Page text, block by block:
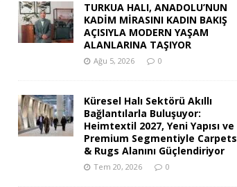
TURKUA HALI, ANADOLU’NUN
KADİM MİRASINI KADIN BAKIŞ
AÇISIYLA MODERN YAŞAM
ALANLARINA TAŞIYOR
Ağu 5, 2026 0
Küresel Halı Sektörü Akıllı
Bağlantılarla Buluşuyor:
Heimtextil 2027, Yeni Yapısı ve
Premium Segmentiyle Carpets
& Rugs Alanını Güçlendiriyor
Tem 20, 2026 0